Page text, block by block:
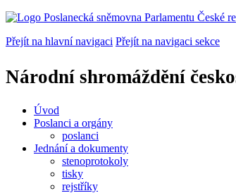
Přejít na hlavní navigaci Přejít na navigaci sekce
Národní shromáždění
Úvod
Poslanci a orgány
poslanci
Jednání a dokumenty
stenoprotokoly
tisky
rejstříky